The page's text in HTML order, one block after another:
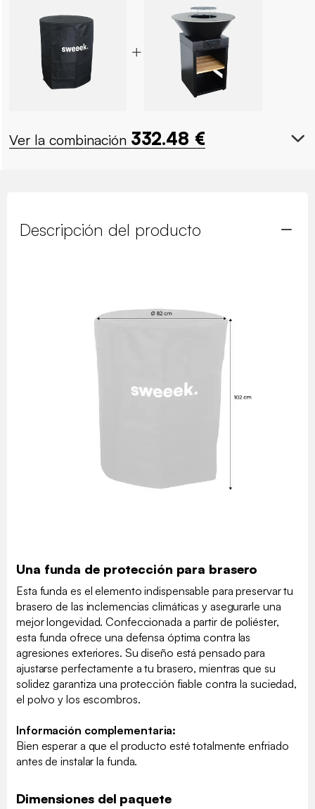
Ver la combinación 332.48 €
Descripción del producto
Una funda de protección para brasero
Esta funda es el elemento indispensable para preservar tu
brasero de las inclemencias climáticas y asegurarle una
mejor longevidad. Confeccionada a partir de poliéster,
esta funda ofrece una defensa óptima contra las
agresiones exteriores. Su diseño está pensado para
ajustarse perfectamente a tu brasero, mientras que su
solidez garantiza una protección fiable contra la suciedad,
el polvo y los escombros.
Información complementaria:
Bien esperar a que el producto esté totalmente enfriado
antes de instalar la funda.
Dimensiones del paquete